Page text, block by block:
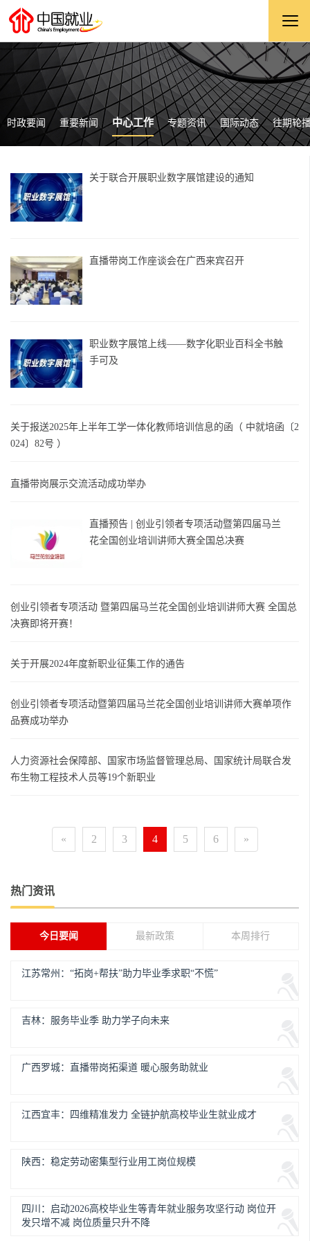
时政要闻 重要新闻 中心工作 专题资讯 国际动态 往期轮
关于联合开展职业数字展馆建设的通知
直播带岗工作座谈会在广西来宾召开
职业数字展馆上线——数字化职业百科全书触
手可及
关于报送2025年上半年工学一体化教师培训信息的函（ 中就培函〔2
024〕82号 ）
直播带岗展示交流活动成功举办
直播预告 | 创业引领者专项活动暨第四届马兰
花全国创业培训讲师大赛全国总决赛
创业引领者专项活动 暨第四届马兰花全国创业培训讲师大赛 全国总
决赛即将开赛！
关于开展2024年度新职业征集工作的通告
创业引领者专项活动暨第四届马兰花全国创业培训讲师大赛单项作
品赛成功举办
人力资源社会保障部、国家市场监督管理总局、国家统计局联合发
布生物工程技术人员等19个新职业
« 2 3 4 5 6 »
热门资讯
今日要闻 最新政策 本周排行
江苏常州：“拓岗+帮扶”助力毕业季求职“不慌”
吉林：服务毕业季 助力学子向未来
广西罗城：直播带岗拓渠道 暖心服务助就业
江西宜丰：四维精准发力 全链护航高校毕业生就业成才
陕西：稳定劳动密集型行业用工岗位规模
四川：启动2026高校毕业生等青年就业服务攻坚行动 岗位开
发只增不减 岗位质量只升不降